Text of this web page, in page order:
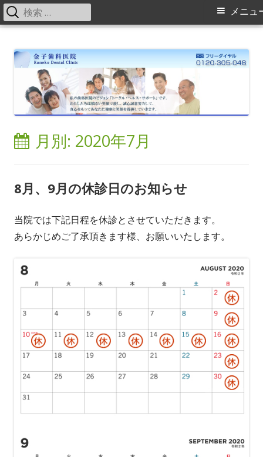
す。矯正歯科、床矯正、入れ歯（ミラクルデンチャー）に力を入れてい
ます。
メ
ン
ニ
ュ
メニュ
検
索:
月別: 2020年7月
8月、9月の休診日のお知らせ
当院では下記日程を休診とさせていただきます。
あらかじめご了承頂きます様、お願いいたします。